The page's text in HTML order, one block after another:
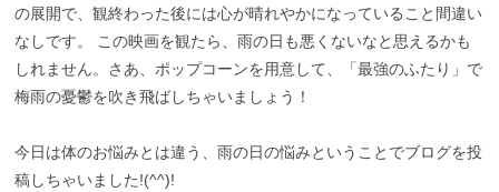
の展開で、観終わった後には心が晴れやかになっていること間違い
なしです。 この映画を観たら、雨の日も悪くないなと思えるかも
しれません。さあ、ポップコーンを用意して、「最強のふたり」で
梅雨の憂鬱を吹き飛ばしちゃいましょう！
今日は体のお悩みとは違う、雨の日の悩みということでブログを投
稿しちゃいました!(^^)!